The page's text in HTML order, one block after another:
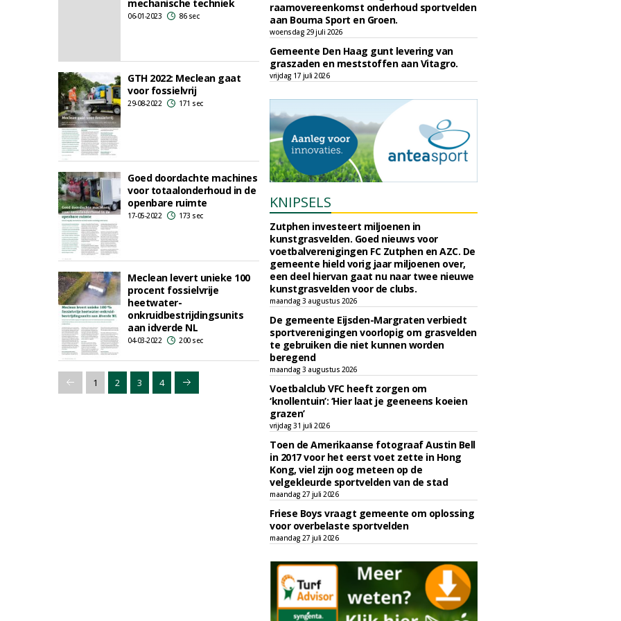
mechanische techniek
06-01-2023 86 sec
GTH 2022: Meclean gaat
voor fossielvrij
29-08-2022 171 sec
Goed doordachte machines
voor totaalonderhoud in de
openbare ruimte
17-05-2022 173 sec
Meclean levert unieke 100
procent fossielvrije
heetwater-
onkruidbestrijdingsunits
aan idverde NL
04-03-2022 200 sec
1 2 3 4
raamovereenkomst onderhoud sportvelden
aan Bouma Sport en Groen.
woensdag 29 juli 2026
Gemeente Den Haag gunt levering van
graszaden en meststoffen aan Vitagro.
vrijdag 17 juli 2026
KNIPSELS
Zutphen investeert miljoenen in
kunstgrasvelden. Goed nieuws voor
voetbalverenigingen FC Zutphen en AZC. De
gemeente hield vorig jaar miljoenen over,
een deel hiervan gaat nu naar twee nieuwe
kunstgrasvelden voor de clubs.
maandag 3 augustus 2026
De gemeente Eijsden-Margraten verbiedt
sportverenigingen voorlopig om grasvelden
te gebruiken die niet kunnen worden
beregend
maandag 3 augustus 2026
Voetbalclub VFC heeft zorgen om
‘knollentuin’: ‘Hier laat je geeneens koeien
grazen’
vrijdag 31 juli 2026
Toen de Amerikaanse fotograaf Austin Bell
in 2017 voor het eerst voet zette in Hong
Kong, viel zijn oog meteen op de
velgekleurde sportvelden van de stad
maandag 27 juli 2026
Friese Boys vraagt gemeente om oplossing
voor overbelaste sportvelden
maandag 27 juli 2026